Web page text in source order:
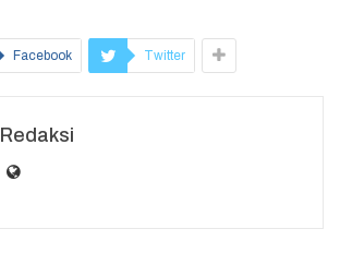
Facebook Twitter
Redaksi